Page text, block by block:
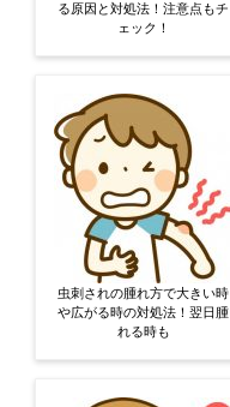
る原因と対処法！注意点もチ
ェック！
虫刺されの腫れ方で大きい時
や広がる時の対処法！翌日腫
れる時も